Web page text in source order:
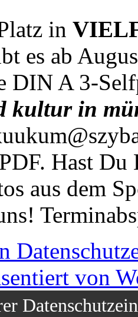
in
es ab
DIN A 3-
kultur in
Hast Du
aus dem
von